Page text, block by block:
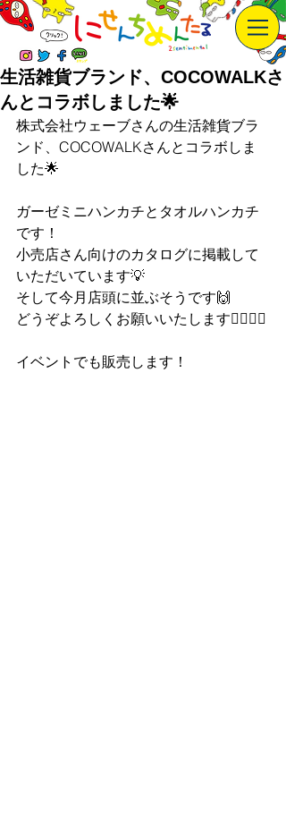
生活雑貨ブランド、COCOWALKさ
んとコラボしました🌟
株式会社ウェーブさんの生活雑貨ブラ
ンド、COCOWALKさんとコラボしま
した🌟
ガーゼミニハンカチとタオルハンカチ
です！
小売店さん向けのカタログに掲載して
いただいています💡
そして今月店頭に並ぶそうです🙌
どうぞよろしくお願いいたします🙇‍♀️🙇‍♀️
イベントでも販売します！